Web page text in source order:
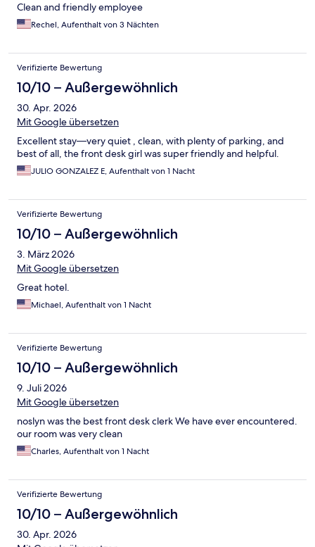
Clean and friendly employee
Rechel, Aufenthalt von 3 Nächten
Verifizierte Bewertung
10/10 – Außergewöhnlich
30. Apr. 2026
Mit Google übersetzen
Excellent stay—very quiet , clean, with plenty of parking, and
best of all, the front desk girl was super friendly and helpful.
JULIO GONZALEZ E, Aufenthalt von 1 Nacht
Verifizierte Bewertung
10/10 – Außergewöhnlich
3. März 2026
Mit Google übersetzen
Great hotel.
Michael, Aufenthalt von 1 Nacht
Verifizierte Bewertung
10/10 – Außergewöhnlich
9. Juli 2026
Mit Google übersetzen
noslyn was the best front desk clerk We have ever encountered.
our room was very clean
Charles, Aufenthalt von 1 Nacht
Verifizierte Bewertung
10/10 – Außergewöhnlich
30. Apr. 2026